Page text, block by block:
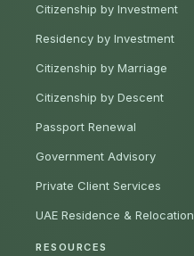
Citizenship by Investment
Residency by Investment
Citizenship by Marriage
Citizenship by Descent
Passport Renewal
Government Advisory
Private Client Services
UAE Residence & Relocation
RESOURCES